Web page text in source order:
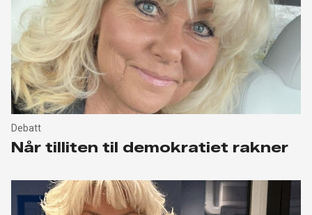
Debatt
Når tilliten til demokratiet rakner